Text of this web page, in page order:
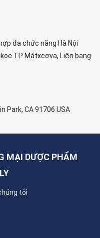
đa chức năng Hà Nội
TP Mátxcơva, Liện bang
Park, CA 91706 USA
MẠI DƯỢC PHẨM
tôi